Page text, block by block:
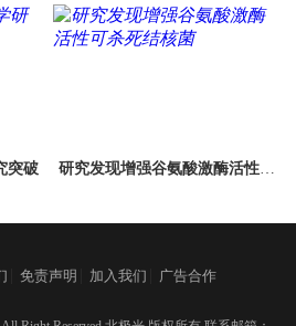
突破
研究发现增强谷氨酸激酶活性可
免责声明 加入我们 广告合作